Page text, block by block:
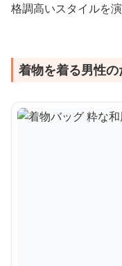
格調高いスタイルを
着物を着る男性